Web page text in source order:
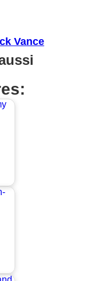
Vance